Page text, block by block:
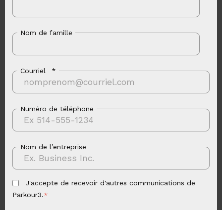
Nom de famille
Courriel *
Numéro de téléphone
Nom de l’entreprise
J'accepte de recevoir d'autres communications de
Parkour3.*